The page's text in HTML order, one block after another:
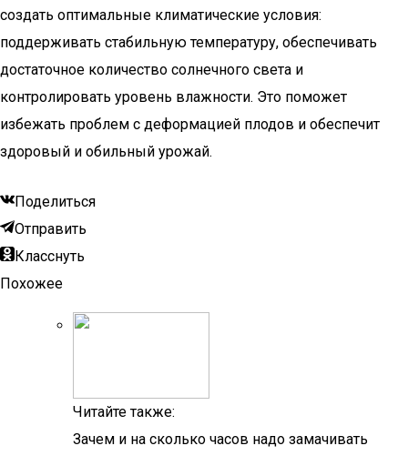
создать оптимальные климатические условия:
поддерживать стабильную температуру, обеспечивать
достаточное количество солнечного света и
контролировать уровень влажности. Это поможет
избежать проблем с деформацией плодов и обеспечит
здоровый и обильный урожай.
Поделиться
Отправить
Класснуть
Похожее
Читайте также:
Зачем и на сколько часов надо замачивать